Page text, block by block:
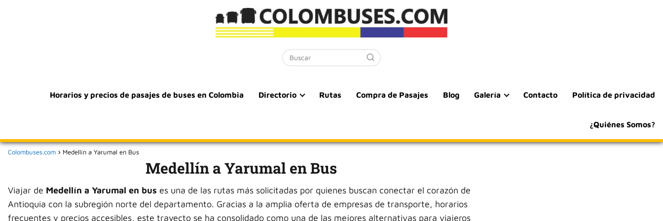
Horarios y precios de pasajes de buses en Colombia Directorio Rutas Compra de Pasajes Blog Galería Contacto Política de privacidad
¿Quiénes Somos?
Colombuses.com Medellín a Yarumal en Bus
Medellín a Yarumal en Bus
Viajar de Medellín a Yarumal en bus es una de las rutas más solicitadas por quienes buscan conectar el corazón de
Antioquia con la subregión norte del departamento. Gracias a la amplia oferta de empresas de transporte, horarios
frecuentes y precios accesibles, este trayecto se ha consolidado como una de las mejores alternativas para viajeros